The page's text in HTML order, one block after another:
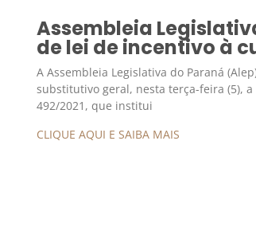
Assembleia
de lei de incentivo à
A Assembleia Legislativa do Paraná
substitutivo geral, nesta terça-feira (5),
492/2021, que institui
CLIQUE AQUI E SAIBA MAIS